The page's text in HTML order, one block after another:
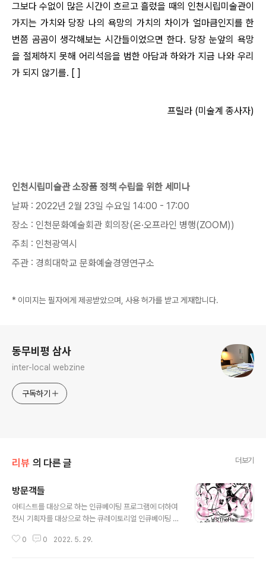
그보다 수없이 많은 시간이 흐르고 흘렀을 때의 인천시립미술관이
가지는 가치와 당장 나의 욕망의 가치의 차이가 얼마큼인지를 한
번쯤 곰곰이 생각해보는 시간들이었으면 한다. 당장 눈앞의 욕망
을 절제하지 못해 어리석음을 범한 아담과 하와가 지금 나와 우리
가 되지 않기를. [ ]
프릴라 (미술계 종사자)
인천시립미술관 소장품 정책 수립을 위한 세미나
날짜 : 2022년 2월 23일 수요일 14:00 - 17:00
장소 : 인천문화예술회관 회의장(온·오프라인 병행(ZOOM))
주최 : 인천광역시
주관 : 경희대학교 문화예술경영연구소
* 이미지는 필자에게 제공받았으며, 사용 허가를 받고 게재합니다.
동무비평 삼사
inter-local webzine
구독하기
리뷰 의 다른 글 더보기
방문객들
아티스트를 대상으로 하는 인큐베이팅 프로그램에 더하여
전시 기획자를 대상으로 하는 큐레이토리얼 인큐베이팅 프
팅 프로그램은 서울뿐 아니라 광주, 부산, 인천 등 국내의
0 0 2022. 5. 29.